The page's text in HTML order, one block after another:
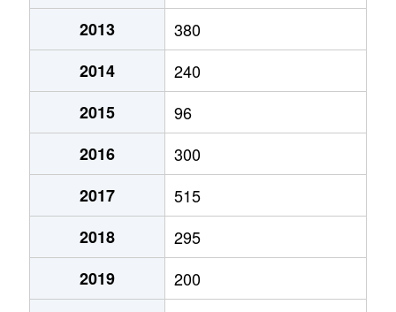
2013
380
2014
240
2015
96
2016
300
2017
515
2018
295
2019
200